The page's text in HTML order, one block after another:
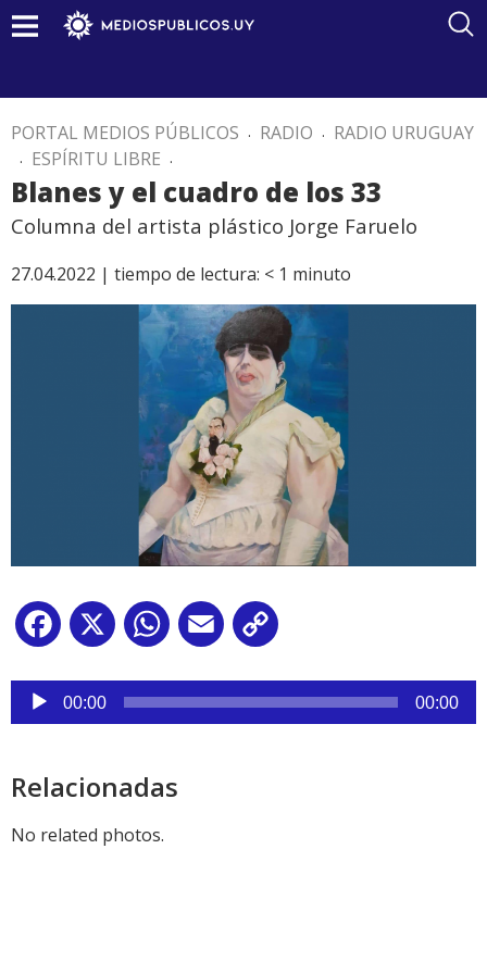
PORTAL MEDIOS PÚBLICOS . RADIO . RADIO URUGUAY
. ESPÍRITU LIBRE .
Blanes y el cuadro de los 33
Columna del artista plástico Jorge Faruelo
27.04.2022 | tiempo de lectura: < 1 minuto
Facebook
X WhatsApp
Email
Reproductor
audio
00:00 00:00
Relacionadas
No related photos.